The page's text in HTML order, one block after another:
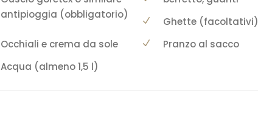
antipioggia (obbligatorio)
Ghette (facoltativi)
Occhiali e crema da sole
Pranzo al sacco
Acqua (almeno 1,5 l)